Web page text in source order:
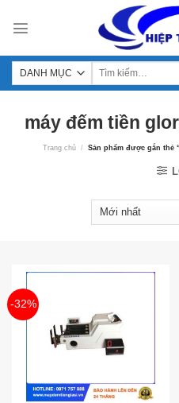
máy đếm tiền
Trang chủ / Sản phẩm được gắn thẻ
-32%